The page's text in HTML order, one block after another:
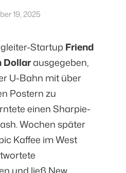
19, 2025
Startup Friend
Dollarausgegeben,
U-Bahn mit über
Postern zu
einen Sharpie-
Wochen später
Kaffee im West